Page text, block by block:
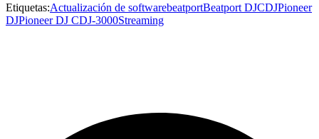
Etiquetas:Actualización de softwarebeatportBeatport DJCDJPioneer
DJPioneer DJ CDJ-3000Streaming